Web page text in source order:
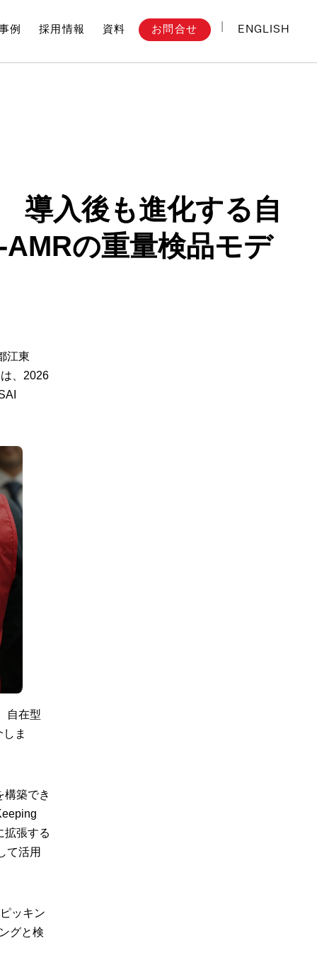
例 採用情報 資料 お問合せ ENGLISH
導入後も進化する自
の重量検品モデ
江東
、2026
自在型
ま
構築でき
拡張する
て活用
ッキン
グと検